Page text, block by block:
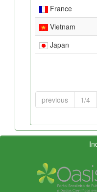
France
Vietnam
Japan
previous 1/4